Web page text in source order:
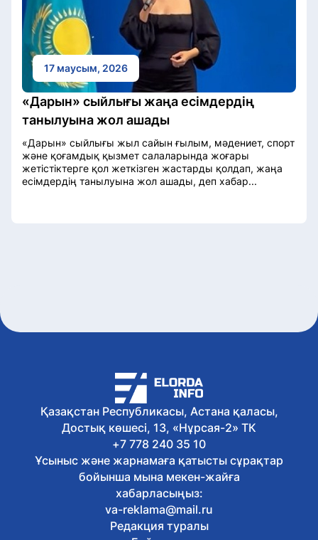
17 маусым, 2026
«Дарын» сыйлығы жаңа есімдердің
танылуына жол ашады
«Дарын» сыйлығы жыл сайын ғылым, мәдениет, спорт
және қоғамдық қызмет салаларында жоғары
жетістіктерге қол жеткізген жастарды қолдап, жаңа
есімдердің танылуына жол ашады, деп хабар...
Қазақстан Республикасы, Астана қаласы,
Достық көшесі, 13, «Нұрсая-2» ТК
+7 778 240 35 10
Ұсыныс және жарнамаға қатысты сұрақтар
бойынша мына мекен-жайға
хабарласыңыз:
va-reklama@mail.ru
Редакция туралы